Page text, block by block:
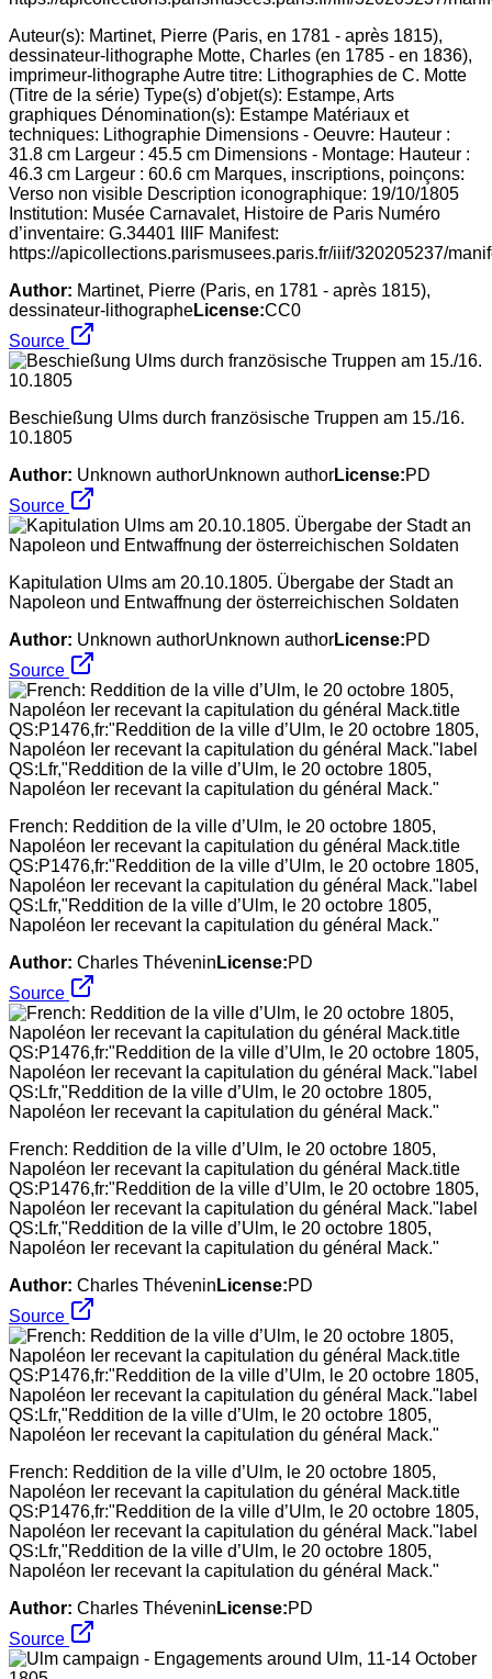
Auteur(s): Martinet, Pierre (Paris, en 1781 - après 1815),
dessinateur-lithographe Motte, Charles (en 1785 - en 1836),
imprimeur-lithographe Autre titre: Lithographies de C. Motte
(Titre de la série) Type(s) d'objet(s): Estampe, Arts
graphiques Dénomination(s): Estampe Matériaux et
techniques: Lithographie Dimensions - Oeuvre: Hauteur :
31.8 cm Largeur : 45.5 cm Dimensions - Montage: Hauteur :
46.3 cm Largeur : 60.6 cm Marques, inscriptions, poinçons:
Verso non visible Description iconographique: 19/10/1805
Institution: Musée Carnavalet, Histoire de Paris Numéro
d’inventaire: G.34401 IIIF Manifest:
https://apicollections.parismusees.paris.fr/iiif/320205237/
Author: Martinet, Pierre (Paris, en 1781 - après 1815),
dessinateur-lithographeLicense:CC0
Source
Beschießung Ulms durch französische Truppen am 15./16.
10.1805
Author: Unknown authorUnknown authorLicense:PD
Source
Kapitulation Ulms am 20.10.1805. Übergabe der Stadt an
Napoleon und Entwaffnung der österreichischen Soldaten
Author: Unknown authorUnknown authorLicense:PD
Source
French: Reddition de la ville d’Ulm, le 20 octobre 1805,
Napoléon Ier recevant la capitulation du général Mack.title
QS:P1476,fr:"Reddition de la ville d’Ulm, le 20 octobre 1805,
Napoléon Ier recevant la capitulation du général Mack."label
QS:Lfr,"Reddition de la ville d’Ulm, le 20 octobre 1805,
Napoléon Ier recevant la capitulation du général Mack."
Author: Charles Thévenin License:PD
Source
French: Reddition de la ville d’Ulm, le 20 octobre 1805,
Napoléon Ier recevant la capitulation du général Mack.title
QS:P1476,fr:"Reddition de la ville d’Ulm, le 20 octobre 1805,
Napoléon Ier recevant la capitulation du général Mack."label
QS:Lfr,"Reddition de la ville d’Ulm, le 20 octobre 1805,
Napoléon Ier recevant la capitulation du général Mack."
Author: Charles Thévenin License:PD
Source
French: Reddition de la ville d’Ulm, le 20 octobre 1805,
Napoléon Ier recevant la capitulation du général Mack.title
QS:P1476,fr:"Reddition de la ville d’Ulm, le 20 octobre 1805,
Napoléon Ier recevant la capitulation du général Mack."label
QS:Lfr,"Reddition de la ville d’Ulm, le 20 octobre 1805,
Napoléon Ier recevant la capitulation du général Mack."
Author: Charles Thévenin License:PD
Source